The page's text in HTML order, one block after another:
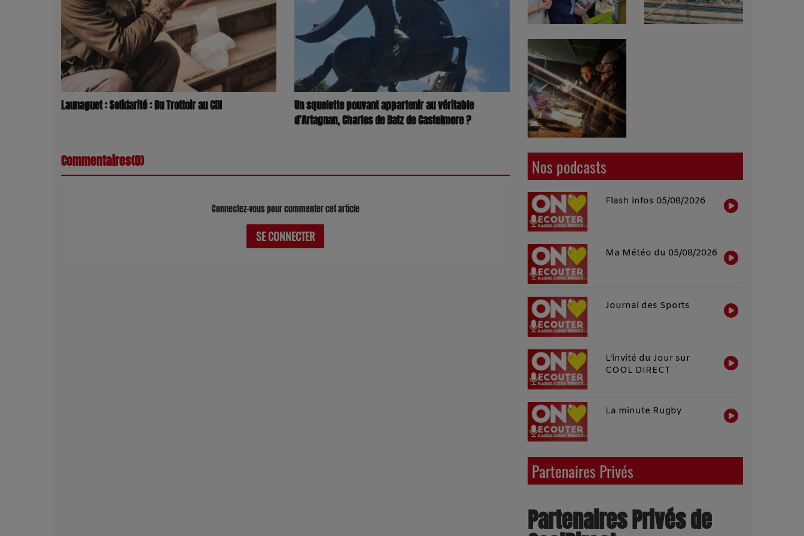
Launaguet : Solidarité : Du Trottoir au CDI
Un squelette pouvant appartenir au véritable
d'Artagnan, Charles de Batz de Castelmore ?
Commentaires(0)
Connectez-vous pour commenter cet article
SE CONNECTER
Nos podcasts
Flash infos 05/08/2026
Ma Météo du 05/08/2026
Journal des Sports
L'invité du Jour sur
COOL DIRECT
La minute Rugby
Partenaires Privés
Partenaires Privés de